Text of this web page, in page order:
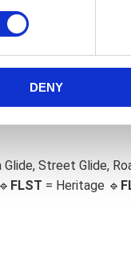
DENY
omdöme.
Street Glide,
FLST = Heritage 🔹